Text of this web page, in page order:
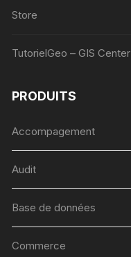
Store
TutorielGeo – GIS Center
PRODUITS
Accompagement
Audit
Base de données
Commerce